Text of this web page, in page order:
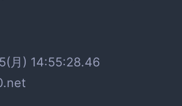
月) 14:55:28.46